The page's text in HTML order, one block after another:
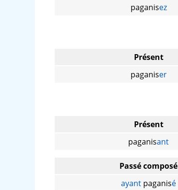
paganisez
Présent
paganiser
Présent
paganisant
Passé composé
ayant paganisé